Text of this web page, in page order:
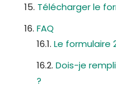
Télécharger le
FAQ
Le formulaire
Dois-je
?